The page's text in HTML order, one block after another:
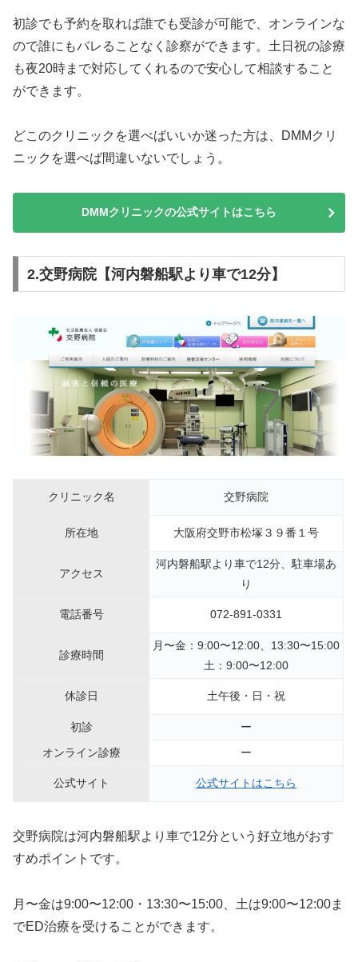
初診でも予約を取れば誰でも受診が可能で、オンラインな
ので誰にもバレることなく診察ができます。土日祝の診療
も夜20時まで対応してくれるので安心して相談すること
ができます。
どこのクリニックを選べばいいか迷った方は、DMMクリ
ニックを選べば間違いないでしょう。
DMMクリニックの公式サイトはこちら
2.交野病院【河内磐船駅より車で12分】
クリニック名 交野病院
所在地 大阪府交野市松塚３９番１号
アクセス
河内磐船駅より車で12分、駐車場あ
り
電話番号 072-891-0331
診療時間
月〜金：9:00〜12:00、13:30〜15:00
土：9:00〜12:00
休診日 土午後・日・祝
初診
ー
オンライン診療
ー
公式サイト 公式サイトはこちら
交野病院は河内磐船駅より車で12分という好立地がおす
すめポイントです。
月〜金は9:00〜12:00・13:30〜15:00、土は9:00〜12:00ま
でED治療を受けることができます。